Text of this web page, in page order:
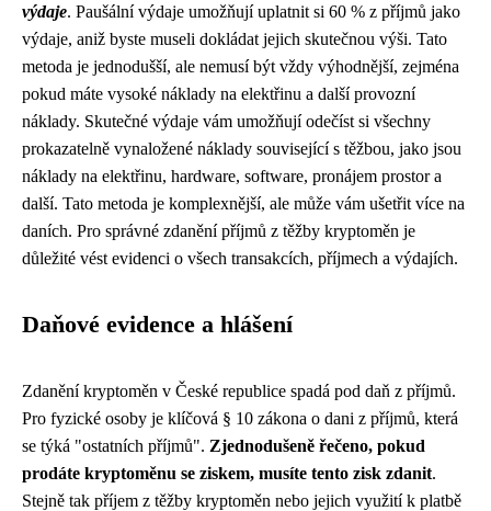
výdaje. Paušální výdaje umožňují uplatnit si 60 % z příjmů jako
výdaje, aniž byste museli dokládat jejich skutečnou výši. Tato
metoda je jednodušší, ale nemusí být vždy výhodnější, zejména
pokud máte vysoké náklady na elektřinu a další provozní
náklady. Skutečné výdaje vám umožňují odečíst si všechny
prokazatelně vynaložené náklady související s těžbou, jako jsou
náklady na elektřinu, hardware, software, pronájem prostor a
další. Tato metoda je komplexnější, ale může vám ušetřit více na
daních. Pro správné zdanění příjmů z těžby kryptoměn je
důležité vést evidenci o všech transakcích, příjmech a výdajích.
Daňové evidence a hlášení
Zdanění kryptoměn v České republice spadá pod daň z příjmů.
Pro fyzické osoby je klíčová § 10 zákona o dani z příjmů, která
se týká "ostatních příjmů". Zjednodušeně řečeno, pokud
prodáte kryptoměnu se ziskem, musíte tento zisk zdanit.
Stejně tak příjem z těžby kryptoměn nebo jejich využití k platbě